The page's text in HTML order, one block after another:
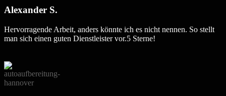
Alexander S.
Hervorragende Arbeit, anders könnte ich es nicht nennen. So stellt
man sich einen guten Dienstleister vor.5 Sterne!